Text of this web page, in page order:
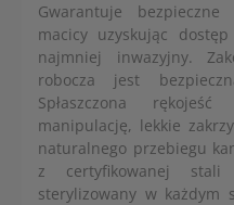
Gwarantuje bezpieczne
macicy uzyskując
najmniej inwazyjny.
robocza jest
Spłaszczona
manipulację, lekkie
naturalnego przebiegu
z certyfikowanej stali
sterylizowany w każdym